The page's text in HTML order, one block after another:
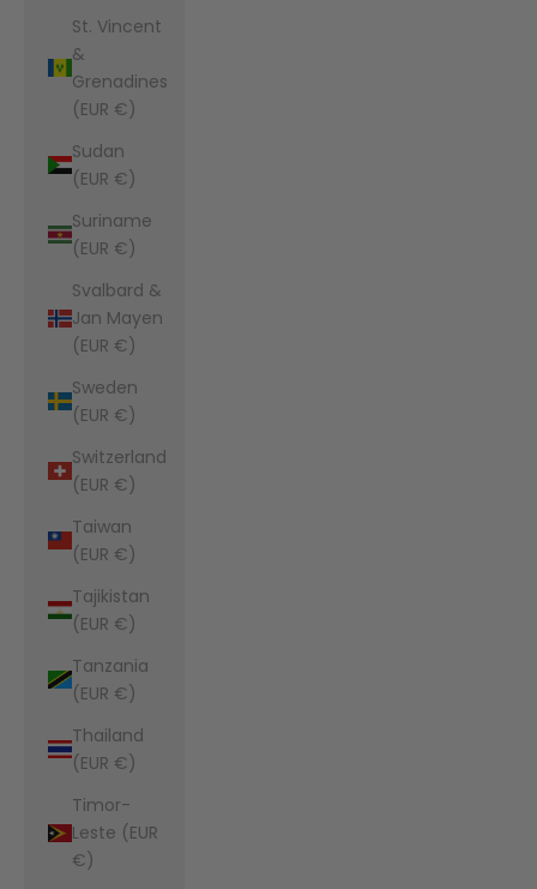
St. Vincent
&
Grenadines
(EUR €)
Sudan
(EUR €)
Suriname
(EUR €)
Svalbard &
Jan Mayen
(EUR €)
Sweden
(EUR €)
Switzerland
(EUR €)
Taiwan
(EUR €)
Tajikistan
(EUR €)
Tanzania
(EUR €)
Thailand
(EUR €)
Timor-
Leste (EUR
€)